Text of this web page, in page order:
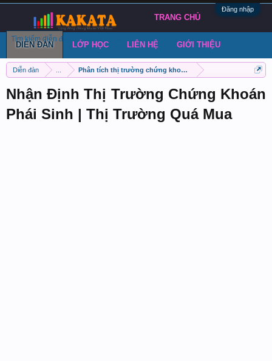
Đăng nhập
Diễn đàn Phân tích thị trường chứng khoán phái sinh VN30
Nhận Định Thị Trường Chứng Khoán
Phái Sinh | Thị Trường Quá Mua
TRANG CHỦ
DIỄN ĐÀN
Tìm kiếm diễn đàn Bài viết gần đây Đăng chủ đề
LỚP HỌC LIÊN HỆ GIỚI THIỆU